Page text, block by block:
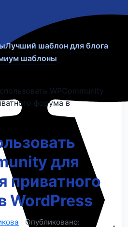
Лучший шаблон для блога
шаблоны
WPCommunity
форума в
для
приватного
WordPress
Опубликовано: